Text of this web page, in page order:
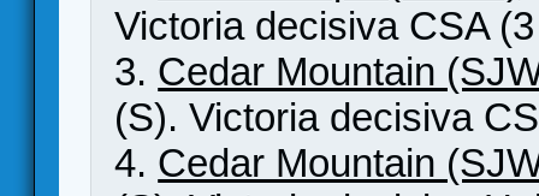
Victoria decisiva CSA
3. Cedar Mountain
(S). Victoria decisiva
4. Cedar Mountain